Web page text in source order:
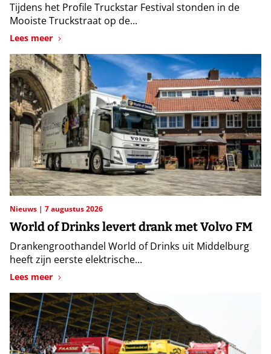
Tijdens het Profile Truckstar Festival stonden in de
Mooiste Truckstraat op de...
Lees meer
Nieuws 7 augustus 2026
World of Drinks levert drank met Volvo FM
Drankengroothandel World of Drinks uit Middelburg
heeft zijn eerste elektrische...
Lees meer